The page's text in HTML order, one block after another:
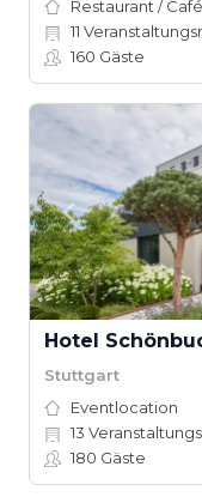
Restaurant / Café
11
160 Gäste
Hotel
Stuttgart
Eventlocation
13
180 Gäste